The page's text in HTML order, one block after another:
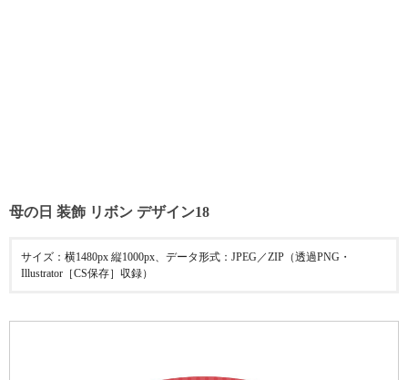
母の日 装飾 リボン デザイン18
サイズ：横1480px 縦1000px、データ形式：JPEG／ZIP（透過PNG・
Illustrator［CS保存］収録）